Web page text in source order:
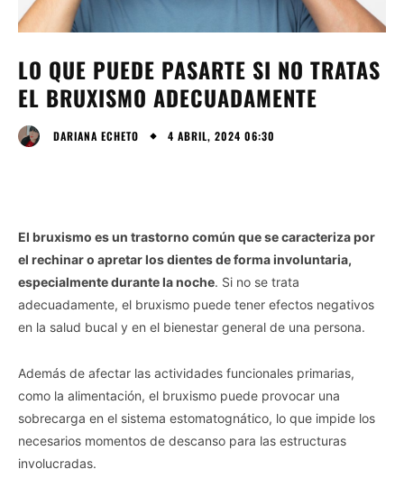
LO QUE PUEDE PASARTE SI NO TRATAS
EL BRUXISMO ADECUADAMENTE
DARIANA ECHETO 4 ABRIL, 2024 06:30
El bruxismo es un trastorno común que se caracteriza por
el rechinar o apretar los dientes de forma involuntaria,
especialmente durante la noche. Si no se trata
adecuadamente, el bruxismo puede tener efectos negativos
en la salud bucal y en el bienestar general de una persona.
Además de afectar las actividades funcionales primarias,
como la alimentación, el bruxismo puede provocar una
sobrecarga en el sistema estomatognático, lo que impide los
necesarios momentos de descanso para las estructuras
involucradas.